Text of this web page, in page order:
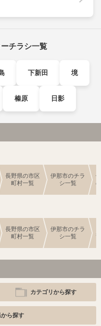
チラシ一覧
下新田 境
榛原 日影
長野県の市区
町村一覧
伊那市のチラ
シ一覧
長野県の市区
町村一覧
伊那市のチラ
シ一覧
カテゴリから探す
ら探す